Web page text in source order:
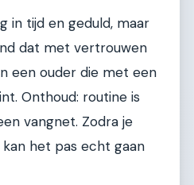
in tijd en geduld, maar
dat met vertrouwen
een ouder die met een
Onthoud: routine is
vangnet. Zodra je
het pas echt gaan